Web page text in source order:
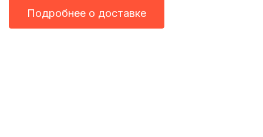
Подробнее о доставке